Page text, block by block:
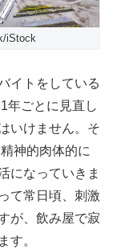
iStock
イトをしている
年ごとに見直し
いけません。そ
神的肉体的に
になっていきま
て常日頃、刺激
が、飲み屋で寂
す。